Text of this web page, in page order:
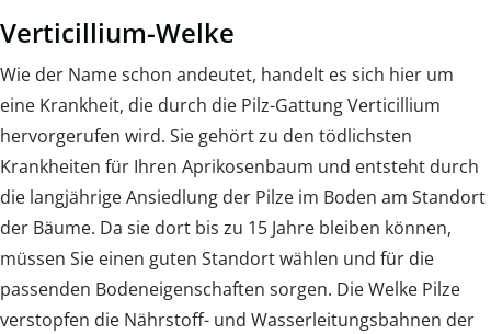
Verticillium-Welke
Wie der Name schon andeutet, handelt es sich hier um
eine Krankheit, die durch die Pilz-Gattung Verticillium
hervorgerufen wird. Sie gehört zu den tödlichsten
Krankheiten für Ihren Aprikosenbaum und entsteht durch
die langjährige Ansiedlung der Pilze im Boden am Standort
der Bäume. Da sie dort bis zu 15 Jahre bleiben können,
müssen Sie einen guten Standort wählen und für die
passenden Bodeneigenschaften sorgen. Die Welke Pilze
verstopfen die Nährstoff- und Wasserleitungsbahnen der